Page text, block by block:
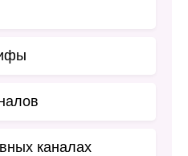
каналах